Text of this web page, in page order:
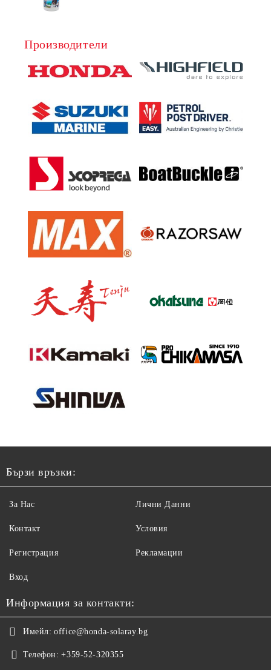
Производители
Бързи връзки:
За Нас
Контакт
Регистрация
Вход
Лични Данни
Условия
Рекламации
Информация за контакти:
Имейл: office@honda-solaray.bg
Телефон: +359-52-320355